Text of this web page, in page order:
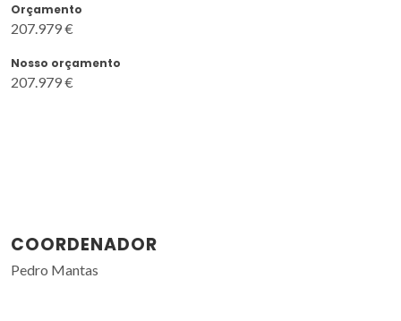
Orçamento
207.979 €
Nosso orçamento
207.979 €
COORDENADOR
Pedro Mantas